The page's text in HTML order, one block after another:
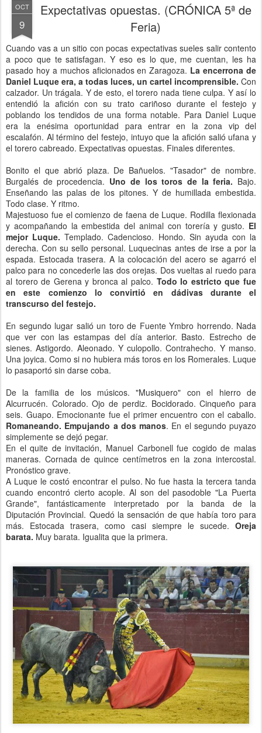
OCT
9
Expectativas opuestas. (CRÓNICA 5ª de
Feria)
Cuando vas a un sitio con pocas expectativas sueles salir contento
a poco que te satisfagan. Y eso es lo que, me cuentan, les ha
pasado hoy a muchos aficionados en Zaragoza. La encerrona de
Daniel Luque era, a todas luces, un cartel incomprensible. Con
calzador. Un trágala. Y de esto, el torero nada tiene culpa. Y así lo
entendió la afición con su trato cariñoso durante el festejo y
poblando los tendidos de una forma notable. Para Daniel Luque
era la enésima oportunidad para entrar en la zona vip del
escalafón. Al término del festejo, intuyo que la afición salió ufana y
el torero cabreado. Expectativas opuestas. Finales diferentes.
Bonito el que abrió plaza. De Bañuelos. "Tasador" de nombre.
Burgalés de procedencia. Uno de los toros de la feria. Bajo.
Enseñando las palas de los pitones. Y de humillada embestida.
Todo clase. Y ritmo.
Majestuoso fue el comienzo de faena de Luque. Rodilla flexionada
y acompañando la embestida del animal con torería y gusto. El
mejor Luque. Templado. Cadencioso. Hondo. Sin ayuda con la
derecha. Con su sello personal. Luquecinas antes de irse a por la
espada. Estocada trasera. A la colocación del acero se agarró el
palco para no concederle las dos orejas. Dos vueltas al ruedo para
al torero de Gerena y bronca al palco. Todo lo estricto que fue
en este comienzo lo convirtió en dádivas durante el
transcurso del festejo.
En segundo lugar salió un toro de Fuente Ymbro horrendo. Nada
que ver con las estampas del día anterior. Basto. Estrecho de
sienes. Astigordo. Aleonado. Y culopollo. Contrahecho. Y manso.
Una joyica. Como si no hubiera más toros en los Romerales. Luque
lo pasaportó sin darse coba.
De la familia de los músicos. "Musiquero" con el hierro de
Alcurrucén. Colorado. Ojo de perdiz. Bocidorado. Cinqueño para
seis. Guapo. Emocionante fue el primer encuentro con el caballo.
Romaneando. Empujando a dos manos. En el segundo puyazo
simplemente se dejó pegar.
En el quite de invitación, Manuel Carbonell fue cogido de malas
maneras. Cornada de quince centímetros en la zona intercostal.
Pronóstico grave.
A Luque le costó encontrar el pulso. No fue hasta la tercera tanda
cuando encontró cierto acople. Al son del pasodoble "La Puerta
Grande", fantásticamente interpretado por la banda de la
Diputación Provincial. Quedó la sensación de que había toro para
más. Estocada trasera, como casi siempre le sucede. Oreja
barata. Muy barata. Igualita que la primera.